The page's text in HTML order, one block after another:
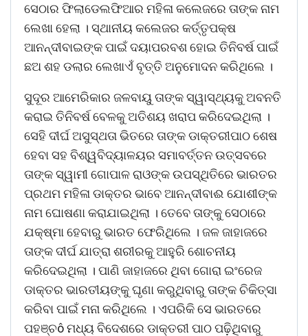
ସେଠାର ଫିଲାଡେଲଫିଆର ମହିଳା କଲେଜରେ ତାଙ୍କ ନାମ
ଲେଖା ହେଲା । ସ୍ଥାନୀୟ କଲେଜର କର୍ତ୍ତୃପକ୍ଷ
ଆନନ୍ଦୀବାଇଙ୍କ ପାଇଁ ଦୟାପରବଶ ହୋଇ ତିନିବର୍ଷ ପାଇଁ
ଛଅ ଶହ ଡଲାର ଲେଖାଏଁ ବୃତ୍ତି ଅନୁମୋଦନ କରିଥିଲେ ।
ସୁଦୂର ଆମେରିକାର ଜଳବାୟୁ ତାଙ୍କ ସ୍ୱାସ୍ଥ୍ୟକୁ ଅବନତି
କରାଇ ତିନିବର୍ଷ ବେଳକୁ ଅତିଶୟ ଖରାପ କରିଦେଇଥିଲା ।
ସେହି ଦୀର୍ଘ ଅସୁସ୍ଥତା ଭିତରେ ତାଙ୍କ ଡାକ୍ତରୀପାଠ ଶେଷ
ହେବା ସହ ବିଶ୍ୱବିଦ୍ୟାଳୟର ସମାବର୍ତ୍ତନ ଉତ୍ସବରେ
ତାଙ୍କ ସ୍ୱାମୀ ଗୋପାଳ ରାଓଙ୍କ ଉପସ୍ଥିତିରେ ଭାରତର
ପ୍ରଥମ ମହିଳା ଡାକ୍ତର ଭାବେ ଆନନ୍ଦୀବାଈ ଯୋଶୀଙ୍କ
ନାମ ଘୋଷଣା କରାଯାଇଥିଲା । ତେବେ ତାଙ୍କୁ ସେଠାରେ
ଯକ୍ଷ୍ମା ହେବାରୁ ଭାରତ ଫେରିଥିଲେ । ଜଳ ଜାହାଜରେ
ତାଙ୍କ ଦୀର୍ଘ ଯାତ୍ରା ଶରୀରକୁ ଆହୁରି ଶୋଚନୀୟ
କରିଦେଇଥିଲା । ପାଣି ଜାହାଜରେ ଥିବା ଗୋରା ଇଂରେଜ
ଡାକ୍ତର ଭାରତୀୟଙ୍କୁ ଘୃଣା କରୁଥିବାରୁ ତାଙ୍କ ଚିକିତ୍ସା
କରିବା ପାଇଁ ମନା କରିଥିଲେ । ଏପରିକି ସେ ଭାରତରେ
ପହଞ୍ଚô ମଧ୍ୟ ବିଦେଶରେ ଡାକ୍ତରୀ ପାଠ ପଢ଼ିଥିବାରୁ